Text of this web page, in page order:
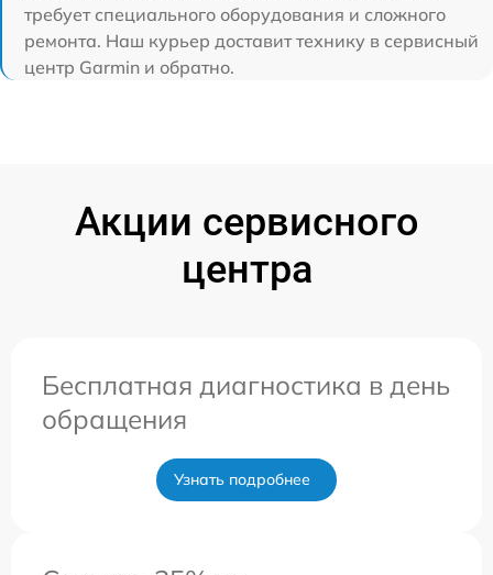
требует специального оборудования и сложного
ремонта. Наш курьер доставит технику в сервисный
центр Garmin и обратно.
Акции сервисного
центра
Бесплатная диагностика в день
обращения
Узнать подробнее